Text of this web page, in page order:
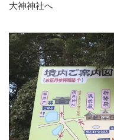
大神神社へ